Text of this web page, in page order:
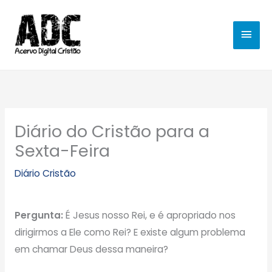
para
conteúdo
Diário do Cristão para a
Sexta-Feira
Diário Cristão
Pergunta: É Jesus nosso Rei, e é apropriado nos
dirigirmos a Ele como Rei? E existe algum problema
em chamar Deus dessa maneira?